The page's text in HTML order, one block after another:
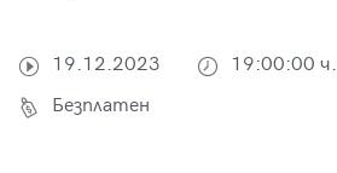
19.12.2023 19:00:00 ч.
Безплатен